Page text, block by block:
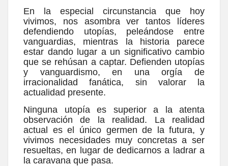
En la especial circunstancia que hoy
vivimos, nos asombra ver tantos líderes
defendiendo utopías, peleándose entre
vanguardias, mientras la historia parece
estar dando lugar a un significativo cambio
que se rehúsan a captar. Defienden utopías
y vanguardismo, en una orgía de
irracionalidad fanática, sin valorar la
actualidad presente.
Ninguna utopía es superior a la atenta
observación de la realidad. La realidad
actual es el único germen de la futura, y
vivimos necesidades muy concretas a ser
resueltas, en lugar de dedicarnos a ladrar a
la caravana que pasa.